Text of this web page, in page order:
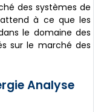
des systèmes de
à ce que les
le domaine des
sur le marché des
Analyse